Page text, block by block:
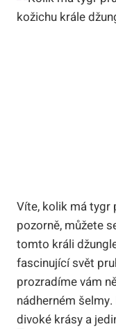
Víte, kolik má tygr
pozorně, můžete
tomto králi
fascinující svět
prozradíme vám
nádherném
divoké krásy a